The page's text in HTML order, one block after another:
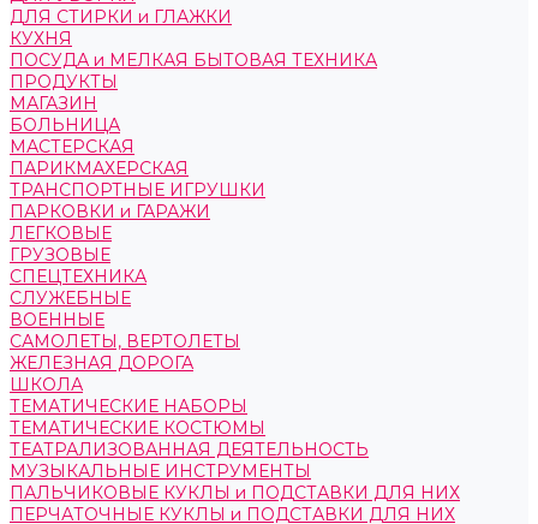
ДЛЯ СТИРКИ и ГЛАЖКИ
КУХНЯ
ПОСУДА и МЕЛКАЯ БЫТОВАЯ ТЕХНИКА
ПРОДУКТЫ
МАГАЗИН
БОЛЬНИЦА
МАСТЕРСКАЯ
ПАРИКМАХЕРСКАЯ
ТРАНСПОРТНЫЕ ИГРУШКИ
ПАРКОВКИ и ГАРАЖИ
ЛЕГКОВЫЕ
ГРУЗОВЫЕ
СПЕЦТЕХНИКА
СЛУЖЕБНЫЕ
ВОЕННЫЕ
САМОЛЕТЫ, ВЕРТОЛЕТЫ
ЖЕЛЕЗНАЯ ДОРОГА
ШКОЛА
ТЕМАТИЧЕСКИЕ НАБОРЫ
ТЕМАТИЧЕСКИЕ КОСТЮМЫ
ТЕАТРАЛИЗОВАННАЯ ДЕЯТЕЛЬНОСТЬ
МУЗЫКАЛЬНЫЕ ИНСТРУМЕНТЫ
ПАЛЬЧИКОВЫЕ КУКЛЫ и ПОДСТАВКИ ДЛЯ НИХ
ПЕРЧАТОЧНЫЕ КУКЛЫ и ПОДСТАВКИ ДЛЯ НИХ